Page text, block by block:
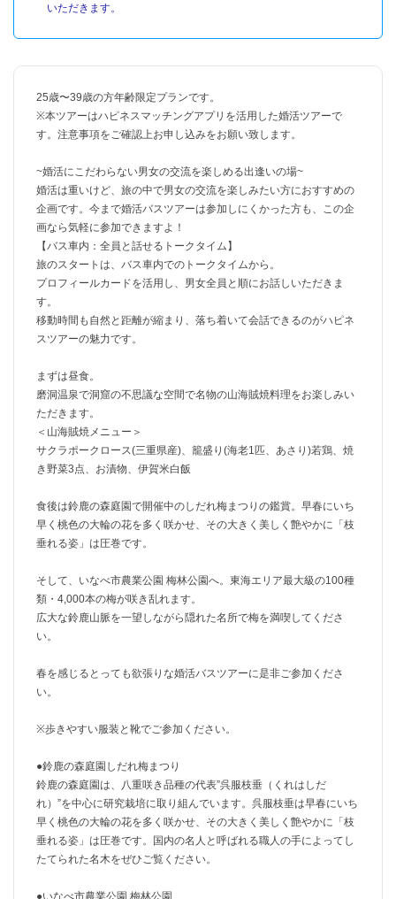
いただきます。
25歳〜39歳の方年齢限定プランです。
※本ツアーはハピネスマッチングアプリを活用した婚活ツアーで
す。注意事項をご確認上お申し込みをお願い致します。
~婚活にこだわらない男女の交流を楽しめる出逢いの場~
婚活は重いけど、旅の中で男女の交流を楽しみたい方におすすめの
企画です。今まで婚活バスツアーは参加しにくかった方も、この企
画なら気軽に参加できますよ！
【バス車内：全員と話せるトークタイム】
旅のスタートは、バス車内でのトークタイムから。
プロフィールカードを活用し、男女全員と順にお話しいただきま
す。
移動時間も自然と距離が縮まり、落ち着いて会話できるのがハピネ
スツアーの魅力です。
まずは昼食。
磨洞温泉で洞窟の不思議な空間で名物の山海賊焼料理をお楽しみい
ただきます。
＜山海賊焼メニュー＞
サクラポークロース(三重県産)、籠盛り(海老1匹、あさり)若鶏、焼
き野菜3点、お漬物、伊賀米白飯
食後は鈴鹿の森庭園で開催中のしだれ梅まつりの鑑賞。早春にいち
早く桃色の大輪の花を多く咲かせ、その大きく美しく艶やかに「枝
垂れる姿」は圧巻です。
そして、いなべ市農業公園 梅林公園へ。東海エリア最大級の100種
類・4,000本の梅が咲き乱れます。
広大な鈴鹿山脈を一望しながら隠れた名所で梅を満喫してくださ
い。
春を感じるとっても欲張りな婚活バスツアーに是非ご参加くださ
い。
※歩きやすい服装と靴でご参加ください。
●鈴鹿の森庭園しだれ梅まつり
鈴鹿の森庭園は、八重咲き品種の代表”呉服枝垂（くれはしだ
れ）”を中心に研究栽培に取り組んでいます。呉服枝垂は早春にいち
早く桃色の大輪の花を多く咲かせ、その大きく美しく艶やかに「枝
垂れる姿」は圧巻です。国内の名人と呼ばれる職人の手によってし
たてられた名木をぜひご覧ください。
●いなべ市農業公園 梅林公園